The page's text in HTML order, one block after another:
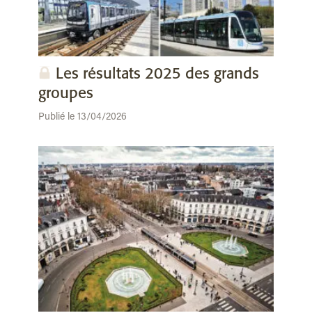
Les résultats 2025 des grands
groupes
Publié le 13/04/2026